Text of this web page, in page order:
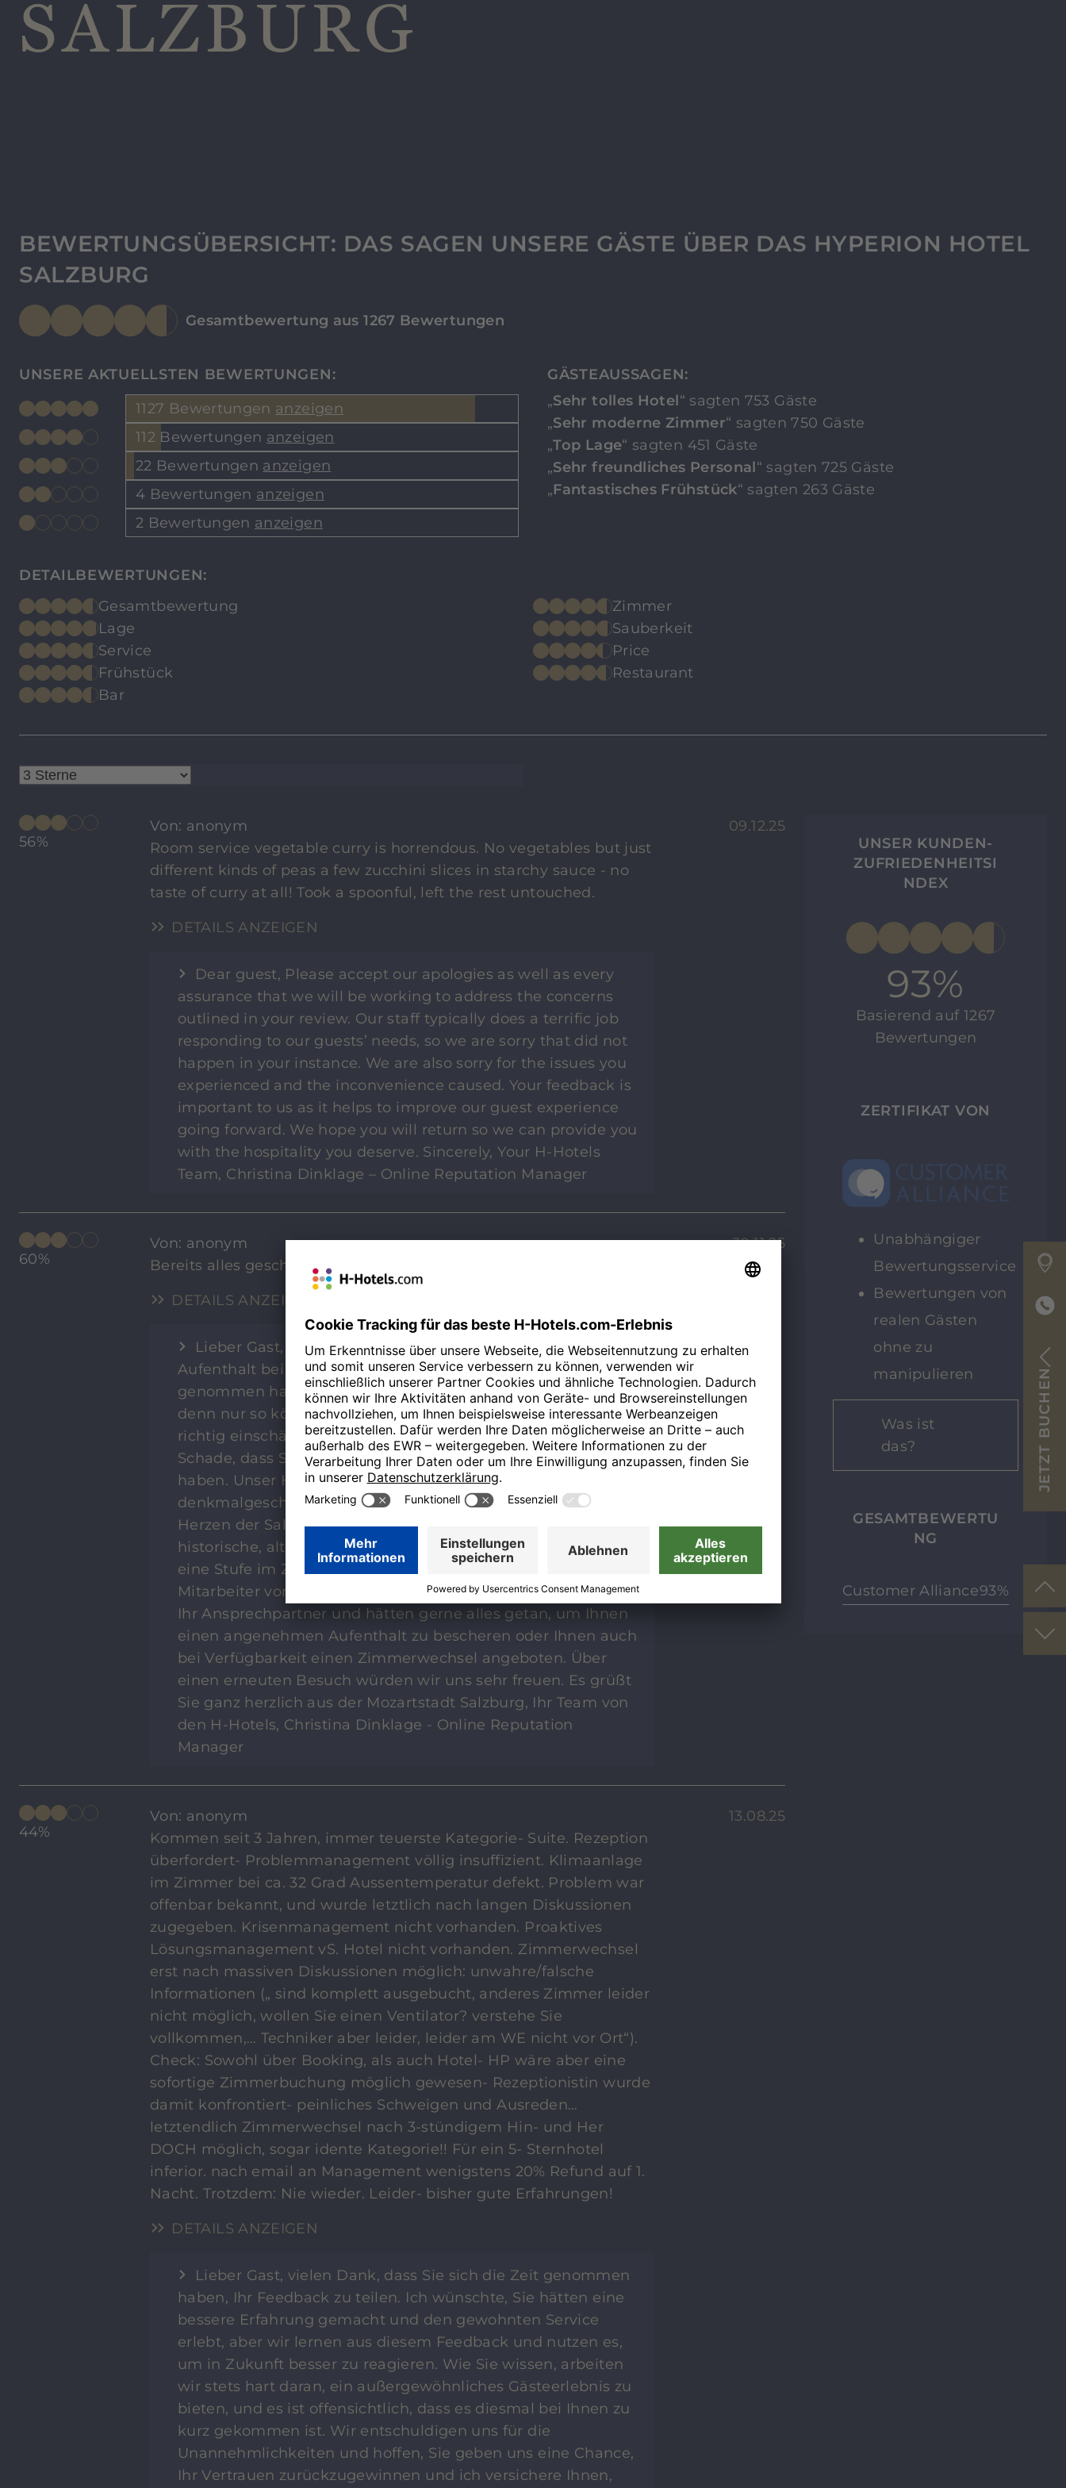
JETZT BUCHEN
SALZBURG
BEWERTUNGSÜBERSICHT: DAS SAGEN UNSERE GÄSTE ÜBER DAS HYPERION HOTEL
SALZBURG
Gesamtbewertung aus 1267 Bewertungen
UNSERE AKTUELLSTEN BEWERTUNGEN:
1127 Bewertungen anzeigen
112 Bewertungen anzeigen
22 Bewertungen anzeigen
4 Bewertungen anzeigen
2 Bewertungen anzeigen
GÄSTEAUSSAGEN:
„Sehr tolles Hotel“ sagten 753 Gäste
„Sehr moderne Zimmer“ sagten 750 Gäste
„Top Lage“ sagten 451 Gäste
„Sehr freundliches Personal“ sagten 725 Gäste
„Fantastisches Frühstück“ sagten 263 Gäste
DETAILBEWERTUNGEN:
Gesamtbewertung
Zimmer
Lage
Sauberkeit
Service
Price
Frühstück
Restaurant
Bar
56%
Von: anonym
Room service vegetable curry is horrendous. No vegetables but just
different kinds of peas a few zucchini slices in starchy sauce - no
taste of curry at all! Took a spoonful, left the rest untouched.
DETAILS ANZEIGEN
Dear guest, Please accept our apologies as well as every
assurance that we will be working to address the concerns
outlined in your review. Our staff typically does a terrific job
responding to our guests’ needs, so we are sorry that did not
happen in your instance. We are also sorry for the issues you
experienced and the inconvenience caused. Your feedback is
important to us as it helps to improve our guest experience
going forward. We hope you will return so we can provide you
with the hospitality you deserve. Sincerely, Your H-Hotels
Team, Christina Dinklage – Online Reputation Manager
09.12.25
60%
Von: anonym
Bereits alles geschrieben!
DETAILS ANZEIGEN
Lieber Gast, wir danken Ihnen, dass Sie sich nach Ihrem
Aufenthalt bei uns die Zeit für diese ehrliche Rückmeldung
genommen haben. Ihre offenen Worte sind uns sehr wichtig,
denn nur so können wir die Erfahrungen unserer Gäste
richtig einschätzen und Verbesserungen gezielt anstoßen.
Schade, dass Sie uns nicht gleich direkt vor Ort angesprochen
haben. Unser HYPERION Hotel Salzburg befindet sich im
denkmalgeschützten Gebäudeensemble des Palais Faber im
Herzen der Salzburger Neustadt, bedingt durch das
historische, alte Gebäude haben auch einige unserer Zimmer
eine Stufe im Zimmer. Gern können Sie immer unsere
Mitarbeiter vor Ort ansprechen, sie sind 24 Stunden am Tag
Ihr Ansprechpartner und hätten gerne alles getan, um Ihnen
einen angenehmen Aufenthalt zu bescheren oder Ihnen auch
bei Verfügbarkeit einen Zimmerwechsel angeboten. Über
einen erneuten Besuch würden wir uns sehr freuen. Es grüßt
Sie ganz herzlich aus der Mozartstadt Salzburg, Ihr Team von
den H-Hotels, Christina Dinklage - Online Reputation
Manager
30.11.25
44%
Von: anonym
Kommen seit 3 Jahren, immer teuerste Kategorie- Suite. Rezeption
überfordert- Problemmanagement völlig insuffizient. Klimaanlage
im Zimmer bei ca. 32 Grad Aussentemperatur defekt. Problem war
offenbar bekannt, und wurde letztlich nach langen Diskussionen
zugegeben. Krisenmanagement nicht vorhanden. Proaktives
Lösungsmanagement vS. Hotel nicht vorhanden. Zimmerwechsel
erst nach massiven Diskussionen möglich: unwahre/falsche
Informationen („ sind komplett ausgebucht, anderes Zimmer leider
nicht möglich, wollen Sie einen Ventilator? verstehe Sie
vollkommen,… Techniker aber leider, leider am WE nicht vor Ort“).
Check: Sowohl über Booking, als auch Hotel- HP wäre aber eine
sofortige Zimmerbuchung möglich gewesen- Rezeptionistin wurde
damit konfrontiert- peinliches Schweigen und Ausreden…
letztendlich Zimmerwechsel nach 3-stündigem Hin- und Her
DOCH möglich, sogar idente Kategorie!! Für ein 5- Sternhotel
inferior. nach email an Management wenigstens 20% Refund auf 1.
Nacht. Trotzdem: Nie wieder. Leider- bisher gute Erfahrungen!
DETAILS ANZEIGEN
Lieber Gast, vielen Dank, dass Sie sich die Zeit genommen
haben, Ihr Feedback zu teilen. Ich wünschte, Sie hätten eine
bessere Erfahrung gemacht und den gewohnten Service
erlebt, aber wir lernen aus diesem Feedback und nutzen es,
um in Zukunft besser zu reagieren. Wie Sie wissen, arbeiten
wir stets hart daran, ein außergewöhnliches Gästeerlebnis zu
bieten, und es ist offensichtlich, dass es diesmal bei Ihnen zu
kurz gekommen ist. Wir entschuldigen uns für die
Unannehmlichkeiten und hoffen, Sie geben uns eine Chance,
Ihr Vertrauen zurückzugewinnen und ich versichere Ihnen,
13.08.25
UNSER KUNDEN-
ZUFRIEDENHEITSI
NDEX
93%
Basierend auf 1267
Bewertungen
ZERTIFIKAT VON
Unabhängiger
Bewertungsservice
Bewertungen von
realen Gästen
ohne zu
manipulieren
Was ist
das?
GESAMTBEWERTU
NG
Customer Alliance93%